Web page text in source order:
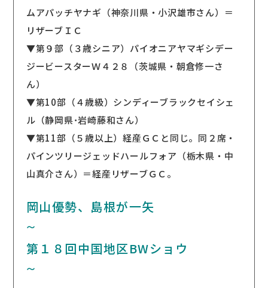
ムアパッチヤナギ（神奈川県・小沢雄市さん）＝
リザーブＩＣ
▼第９部（３歳シニア）パイオニアヤマギシデー
ジービースターＷ４２８（茨城県・朝倉修一さ
ん）
▼第10部（４歳級）シンディーブラックセイシェ
ル（静岡県･岩崎藤和さん）
▼第11部（５歳以上）経産ＧＣと同じ。同２席・
パインツリージェッドハールフォア（栃木県・中
山真介さん）＝経産リザーブＧＣ。
岡山優勢、島根が一矢
〜
第１８回中国地区BWショウ
〜